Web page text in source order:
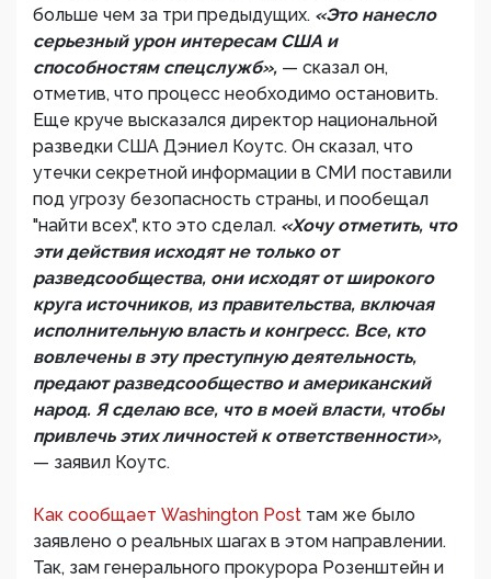
больше чем за три предыдущих. «Это нанесло
серьезный урон интересам США и
способностям спецслужб», — сказал он,
отметив, что процесс необходимо остановить.
Еще круче высказался директор национальной
разведки США Дэниел Коутс. Он сказал, что
утечки секретной информации в СМИ поставили
под угрозу безопасность страны, и пообещал
"найти всех", кто это сделал. «Хочу отметить, что
эти действия исходят не только от
разведсообщества, они исходят от широкого
круга источников, из правительства, включая
исполнительную власть и конгресс. Все, кто
вовлечены в эту преступную деятельность,
предают разведсообщество и американский
народ. Я сделаю все, что в моей власти, чтобы
привлечь этих личностей к ответственности»,
— заявил Коутс.
Как сообщает Washington Post там же было
заявлено о реальных шагах в этом направлении.
Так, зам генерального прокурора Розенштейн и